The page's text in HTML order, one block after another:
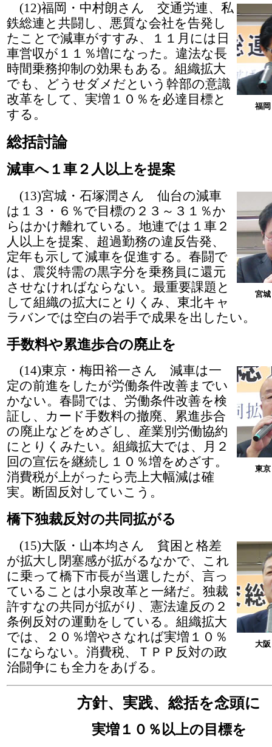
福
(12)福岡・中村朗さん 交通労連、私
鉄総連と共闘し、悪質な会社を告発し
たことで減車がすすみ、１１月には日
車営収が１１％増になった。違法な長
時間乗務抑制の効果もある。組織拡大
でも、どうせダメだという幹部の意識
改革をして、実増１０％を必達目標と
する。
総括討論
減車へ１車２人以上を提案
宮
(13)宮城・石塚潤さん 仙台の減車
は１３・６％で目標の２３～３１％か
らはかけ離れている。地連では１車２
人以上を提案、超過勤務の違反告発、
定年も示して減車を促進する。春闘で
は、震災特需の黒字分を乗務員に還元
させなければならない。最重要課題と
して組織の拡大にとりくみ、東北キャ
ラバンでは空白の岩手で成果を出したい。
手数料や累進歩合の廃止を
東
(14)東京・梅田裕一さん 減車は一
定の前進をしたが労働条件改善までい
かない。春闘では、労働条件改善を検
証し、カード手数料の撤廃、累進歩合
の廃止などをめざし、産業別労働協約
にとりくみたい。組織拡大では、月２
回の宣伝を継続し１０％増をめざす。
消費税が上がったら売上大幅減は確
実。断固反対していこう。
橋下独裁反対の共同拡がる
大
(15)大阪・山本均さん 貧困と格差
が拡大し閉塞感が拡がるなかで、これ
に乗って橋下市長が当選したが、言っ
ていることは小泉改革と一緒だ。独裁
許すなの共同が拡がり、憲法違反の２
条例反対の運動をしている。組織拡大
では、２０％増やさなれば実増１０％
にならない。消費税、ＴＰＰ反対の政
治闘争にも全力をあげる。
方針、実践、総括を念頭に
実増１０％以上の目標を